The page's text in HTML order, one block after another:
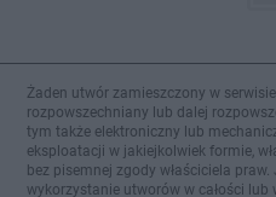
Żaden utwór zamieszczony w
rozpowszechniany lub dalej
tym także elektroniczny lub
eksploatacji w jakiejkolwiek formie,
bez pisemnej zgody właściciela
wykorzystanie utworów w całości lub